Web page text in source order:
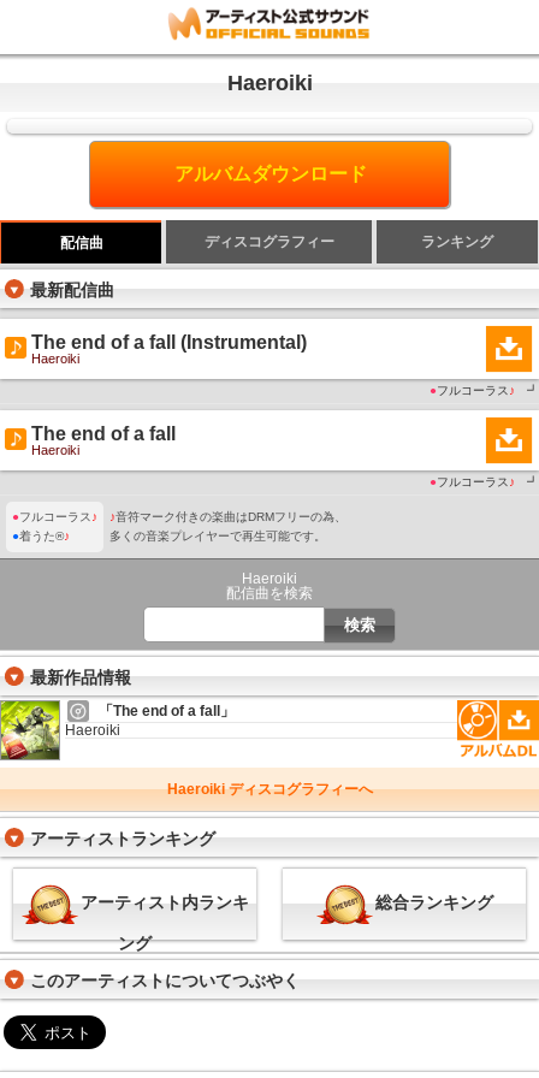
Haeroiki
アルバムダウンロード
配信曲 ディスコグラフィー ランキング
最新配信曲
The end of a fall (Instrumental)
Haeroiki
●フルコーラス ♪ ┛
The end of a fall
Haeroiki
●フルコーラス ♪ ┛
●フルコーラス ♪
●着うた®♪
♪音符マーク付きの楽曲はDRMフリーの為、
多くの音楽プレイヤーで再生可能です。
Haeroiki
配信曲を検索
最新作品情報
「The end of a fall」
Haeroiki
Haeroiki ディスコグラフィーへ
アーティストランキング
アーティスト内ランキ
ング
総合ランキング
このアーティストについてつぶやく